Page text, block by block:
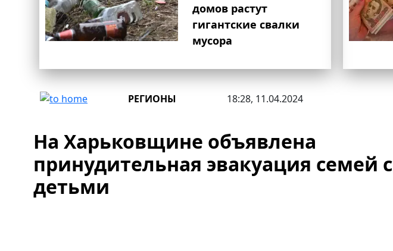
домов растут
гигантские свалки
мусора
РЕГИОНЫ 18:28, 11.04.2024
На Харьковщине объявлена
принудительная эвакуация семей с
детьми